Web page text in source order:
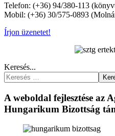
Telefon: (+36) 94/380-113
Mobil: (+36) 30/575-0893
Írjon üzenetet!
Keresés...
A weboldal fejlesztése az
Hungarikum Bizottság